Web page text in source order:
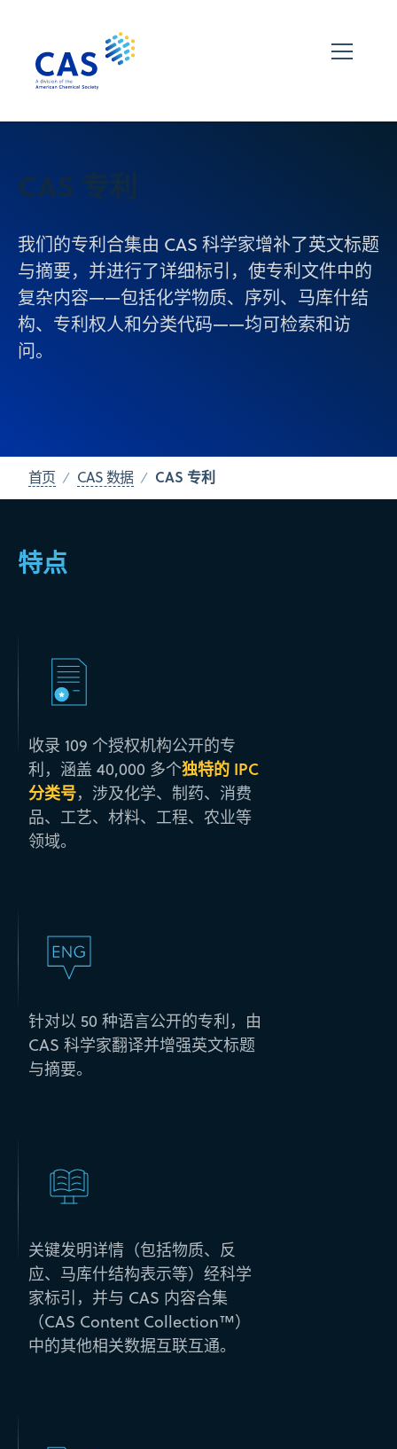
CAS 专利
我们的专利合集由 CAS 科学家增补了英文标题
与摘要，并进行了详细标引，使专利文件中的
复杂内容——包括化学物质、序列、马库什结
构、专利权人和分类代码——均可检索和访
问。
首页 CAS 数据 CAS 专利
特点
收录 109 个授权机构公开的专
利，涵盖 40,000 多个独特的 IPC
分类号，涉及化学、制药、消费
品、工艺、材料、工程、农业等
领域。
针对以 50 种语言公开的专利，由
CAS 科学家翻译并增强英文标题
与摘要。
关键发明详情（包括物质、反
应、马库什结构表示等）经科学
家标引，并与 CAS 内容合集
（CAS Content Collection™）
中的其他相关数据互联互通。